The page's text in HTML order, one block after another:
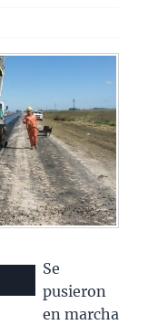
Se
pusieron
en marcha